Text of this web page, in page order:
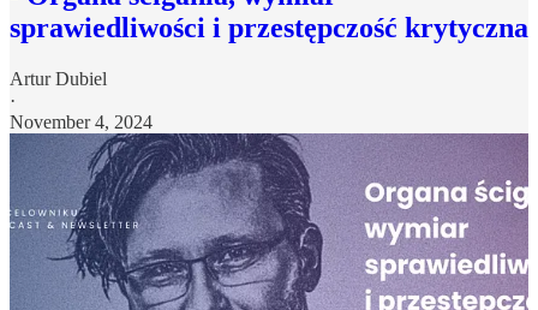
sprawiedliwości i przestępczość krytyczna
Artur Dubiel
·
November 4, 2024